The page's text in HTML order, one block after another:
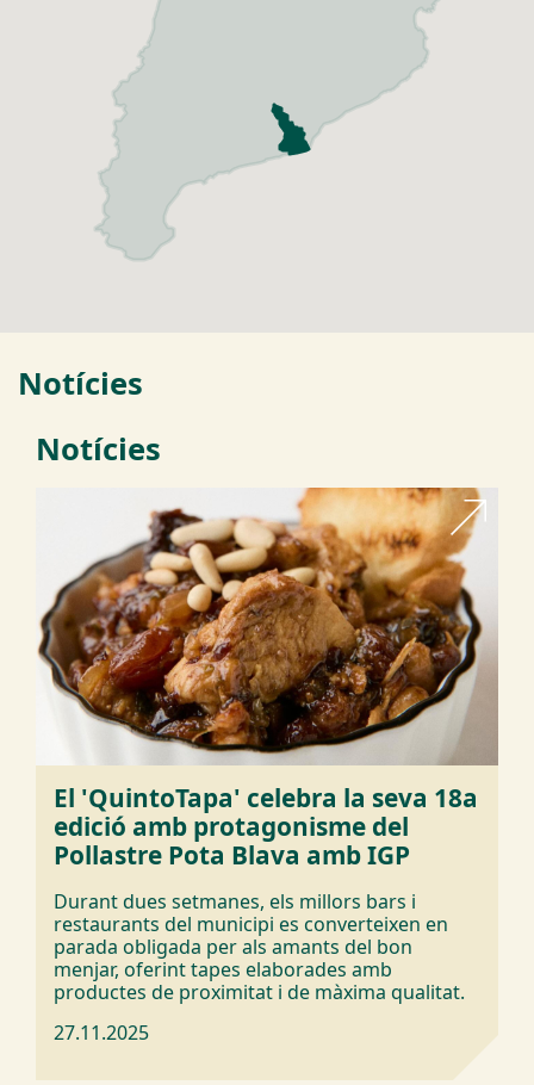
Notícies
Notícies
El 'QuintoTapa' celebra la seva 18a
edició amb protagonisme del
Pollastre Pota Blava amb IGP
Durant dues setmanes, els millors bars i
restaurants del municipi es converteixen en
parada obligada per als amants del bon
menjar, oferint tapes elaborades amb
productes de proximitat i de màxima qualitat.
27.11.2025